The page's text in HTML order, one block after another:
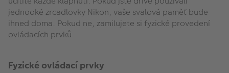
jednooké zrcadlovky Nikon, vaše svalová paměť bude
ihned doma. Pokud ne, zamilujete si fyzické provedení
ovládacích prvků.
Fyzické ovládací prvky